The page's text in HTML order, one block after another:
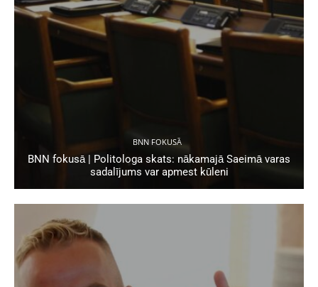
BNN FOKUSĀ
BNN fokusā | Politologa skats: nākamajā Saeimā varas
sadalījums var apmest kūleni